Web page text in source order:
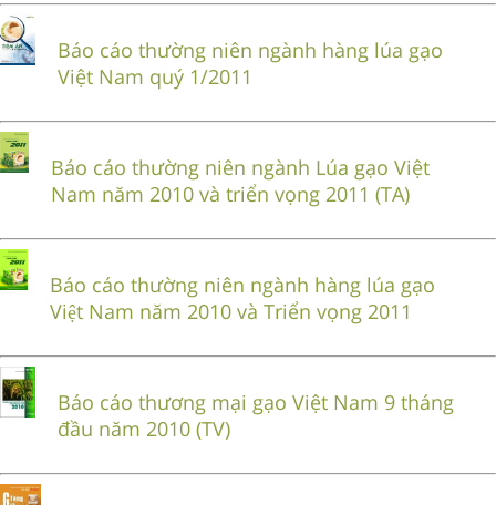
Báo cáo thường niên ngành hàng lúa gạo
Việt Nam quý 1/2011
Báo cáo thường niên ngành Lúa gạo Việt
Nam năm 2010 và triển vọng 2011 (TA)
Báo cáo thường niên ngành hàng lúa gạo
Việt Nam năm 2010 và Triển vọng 2011
Báo cáo thương mại gạo Việt Nam 9 tháng
đầu năm 2010 (TV)